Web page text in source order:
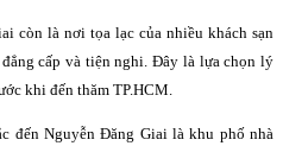
còn là nơi tọa lạc của nhiều khách sạn
cấp và tiện nghi. Đây là lựa chọn lý
khi đến thăm TP.HCM.
đến Nguyễn Đăng Giai là khu phố nhà